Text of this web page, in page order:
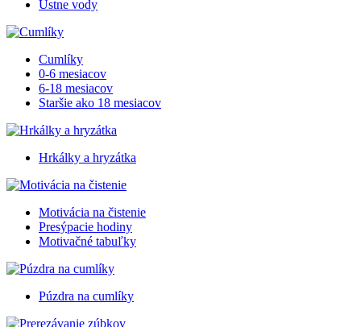
Ústne vody
Cumlíky
0-6 mesiacov
6-18 mesiacov
Staršie ako 18 mesiacov
Hrkálky a hryzátka
Motivácia na čistenie
Presýpacie hodiny
Motivačné tabuľky
Púzdra na cumlíky